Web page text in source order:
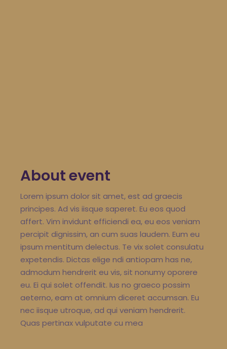
About event
Lorem ipsum dolor sit amet, est ad graecis
principes. Ad vis iisque saperet. Eu eos quod
affert. Vim invidunt efficiendi ea, eu eos veniam
percipit dignissim, an cum suas laudem. Eum eu
ipsum mentitum delectus. Te vix solet consulatu
expetendis. Dictas elige ndi antiopam has ne,
admodum hendrerit eu vis, sit nonumy oporere
eu. Ei qui solet offendit. Ius no graeco possim
aeterno, eam at omnium diceret accumsan. Eu
nec iisque utroque, ad qui veniam hendrerit.
Quas pertinax vulputate cu mea